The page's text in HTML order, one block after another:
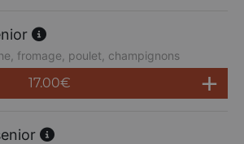
fromage, poulet, champignons
17.00€